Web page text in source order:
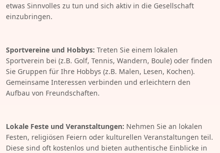
etwas Sinnvolles zu tun und sich aktiv in die Gesellschaft
einzubringen.
Sportvereine und Hobbys: Treten Sie einem lokalen
Sportverein bei (z.B. Golf, Tennis, Wandern, Boule) oder finden
Sie Gruppen für Ihre Hobbys (z.B. Malen, Lesen, Kochen).
Gemeinsame Interessen verbinden und erleichtern den
Aufbau von Freundschaften.
Lokale Feste und Veranstaltungen: Nehmen Sie an lokalen
Festen, religiösen Feiern oder kulturellen Veranstaltungen teil.
Diese sind oft kostenlos und bieten authentische Einblicke in